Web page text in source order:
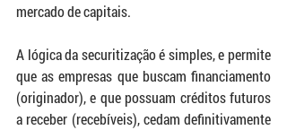
mercado de capitais.
A lógica da securitização é simples, e permite
que as empresas que buscam financiamento
(originador), e que possuam créditos futuros
a receber (recebíveis), cedam definitivamente